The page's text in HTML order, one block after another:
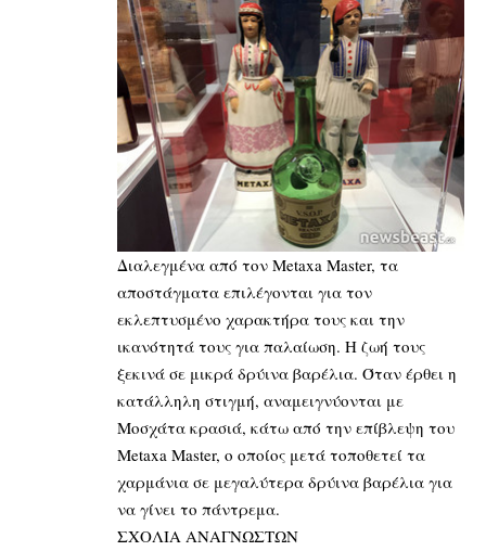
Διαλεγμένα από τον Metaxa Master, τα
αποστάγματα επιλέγονται για τον
εκλεπτυσμένο χαρακτήρα τους και την
ικανότητά τους για παλαίωση. Η ζωή τους
ξεκινά σε μικρά δρύινα βαρέλια. Όταν έρθει η
κατάλληλη στιγμή, αναμειγνύονται με
Μοσχάτα κρασιά, κάτω από την επίβλεψη του
Metaxa Master, ο οποίος μετά τοποθετεί τα
χαρμάνια σε μεγαλύτερα δρύινα βαρέλια για
να γίνει το πάντρεμα.
ΣΧΟΛΙΑ ΑΝΑΓΝΩΣΤΩΝ